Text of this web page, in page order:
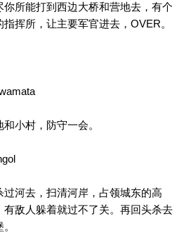
所能打到西边大桥和营地去，有个
挥所，让主要军官进去，OVER。
小村，防守一会。
河去，扫清河岸，占领城东的高
敌人躲着就过不了关。再回头杀去